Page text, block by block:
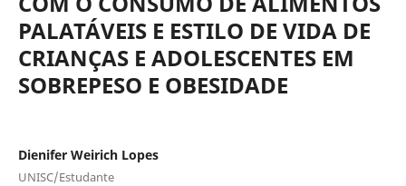
PALATÁVEIS E ESTILO DE VIDA DE
CRIANÇAS E ADOLESCENTES EM
SOBREPESO E OBESIDADE
Dienifer Weirich Lopes
UNISC/Estudante